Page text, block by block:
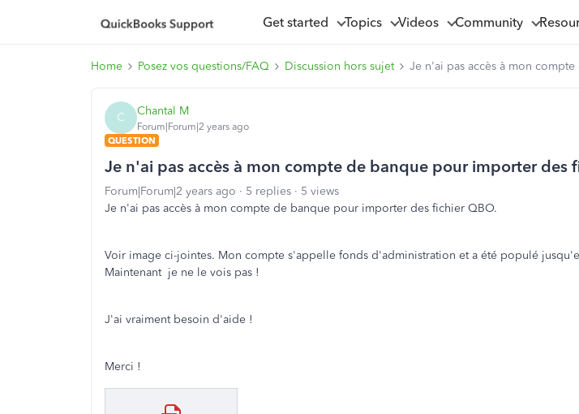
Get started Topics Videos Community
Home Posez vos questions/FAQ Discussion hors sujet Je n'ai pas accès à mon
C Chantal M
Forum|Forum|2 years ago
QUESTION
Je n'ai pas accès à mon compte de banque pour importer des
Forum|Forum|2 years ago 5 replies
5 views
Je n'ai pas accès à mon compte de banque pour importer des fichier QBO.
Voir image ci-jointes. Mon compte s'appelle fonds d'administration et a été populé
Maintenant je ne le vois pas !
J'ai vraiment besoin d'aide !
Merci !